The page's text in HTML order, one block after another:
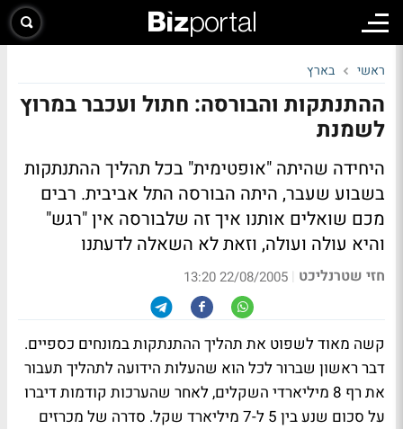
ראשי בארץ
ההתנתקות והבורסה: חתול ועכבר במרוץ
לשמנת
היחידה שהיתה "אופטימית" בכל תהליך ההתנתקות
בשבוע שעבר, היתה הבורסה התל אביבית. רבים
מכם שואלים אותנו איך זה שלבורסה אין "רגש"
והיא עולה ועולה, וזאת לא השאלה לדעתנו
חזי שטרנליכט |
22/08/2005 13:20
קשה מאוד לשפוט את תהליך ההתנתקות במונחים כספיים.
דבר ראשון שברור לכל הוא שהעלות הידועה לתהליך תעבור
את רף 8 מיליארדי השקלים, לאחר שהערכות קודמות דיברו
על סכום שנע בין 5 ל-7 מיליארד שקל. סדרה של מכרזים